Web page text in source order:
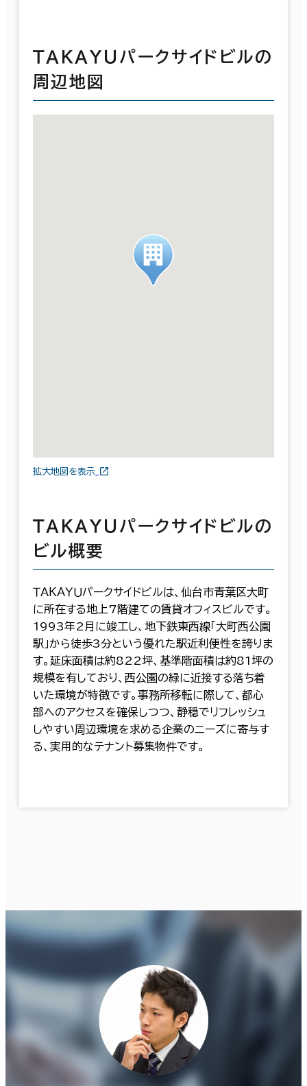
ＴＡＫＡＹＵパークサイドビルの
周辺地図
拡大地図を表示
ＴＡＫＡＹＵパークサイドビルの
ビル概要
ＴＡＫＡＹＵパークサイドビルは、仙台市青葉区大町
に所在する地上7階建ての賃貸オフィスビルです。
1993年2月に竣工し、地下鉄東西線「大町西公園
駅」から徒歩3分という優れた駅近利便性を誇りま
す。延床面積は約822坪、基準階面積は約81坪の
規模を有しており、西公園の緑に近接する落ち着
いた環境が特徴です。事務所移転に際して、都心
部へのアクセスを確保しつつ、静穏でリフレッシュ
しやすい周辺環境を求める企業のニーズに寄与す
る、実用的なテナント募集物件です。